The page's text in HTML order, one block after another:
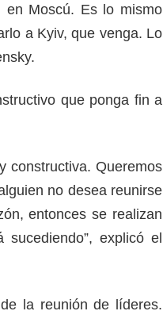
en Moscú. Es lo mismo
a Kyiv, que venga. Lo
que ponga fin a
constructiva. Queremos
no desea reunirse
entonces se realizan
explicó el
la reunión de líderes.